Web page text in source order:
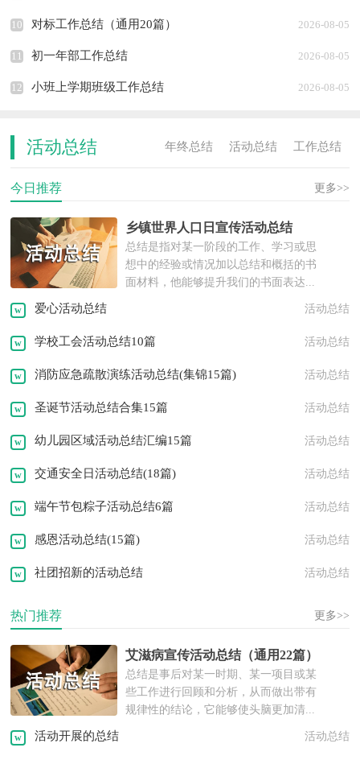
10 对标工作总结（通用20篇） 2026-08-05
11 初一年部工作总结 2026-08-05
12 小班上学期班级工作总结 2026-08-05
活动总结 工作总结
活动总结
年终总结
实习总结
工作报告
实践报告
实习报告
离职报告
述职报告
工作方案
演讲稿
问候语
今日推荐 更多>>
乡镇世界人口日宣传活动总结
总结是指对某一阶段的工作、学习或思
想中的经验或情况加以总结和概括的书
面材料，他能够提升我们的书面表达...
爱心活动总结 活动总结
学校工会活动总结10篇 活动总结
消防应急疏散演练活动总结(集锦15篇) 活动总结
圣诞节活动总结合集15篇 活动总结
幼儿园区域活动总结汇编15篇 活动总结
交通安全日活动总结(18篇) 活动总结
端午节包粽子活动总结6篇 活动总结
感恩活动总结(15篇) 活动总结
社团招新的活动总结 活动总结
热门推荐 更多>>
艾滋病宣传活动总结（通用22篇）
总结是事后对某一时期、某一项目或某
些工作进行回顾和分析，从而做出带有
规律性的结论，它能够使头脑更加清...
活动开展的总结 活动总结